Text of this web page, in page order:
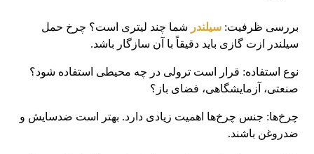
بررسی ظرفیت:سیلندر شما چند لیتری است؟ چرخ حمل
سیلندر ازت گازی باید دقیقاً با آن سازگار باشد.
نوع استفاده: قرار است ترولی در چه محیطی استفاده شود؟
صنعتی، آزمایشگاهی، فضای باز؟
چرخ‌ها: جنس چرخ‌ها اهمیت زیادی دارد. بهتر است ضدسایش و
ضدروغن باشند.